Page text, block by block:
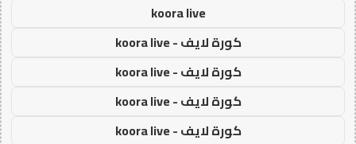
koora live
كورة لايف - koora live
كورة لايف - koora live
كورة لايف - koora live
كورة لايف - koora live